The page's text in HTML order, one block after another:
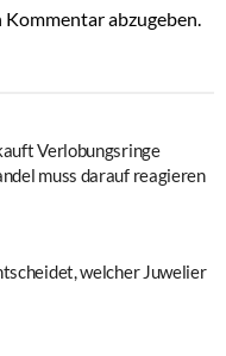
Kommentar abzugeben.
Verlobungsringe
muss darauf reagieren
welcher Juwelier